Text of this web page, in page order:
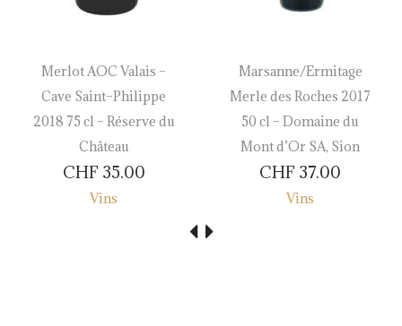
Merlot AOC Valais –
Cave Saint–Philippe
2018 75 cl – Réserve du
Château
CHF 35.00
Vins
Marsanne/Ermitage
Merle des Roches 2017
50 cl – Domaine du
Mont d’Or SA, Sion
CHF 37.00
Vins